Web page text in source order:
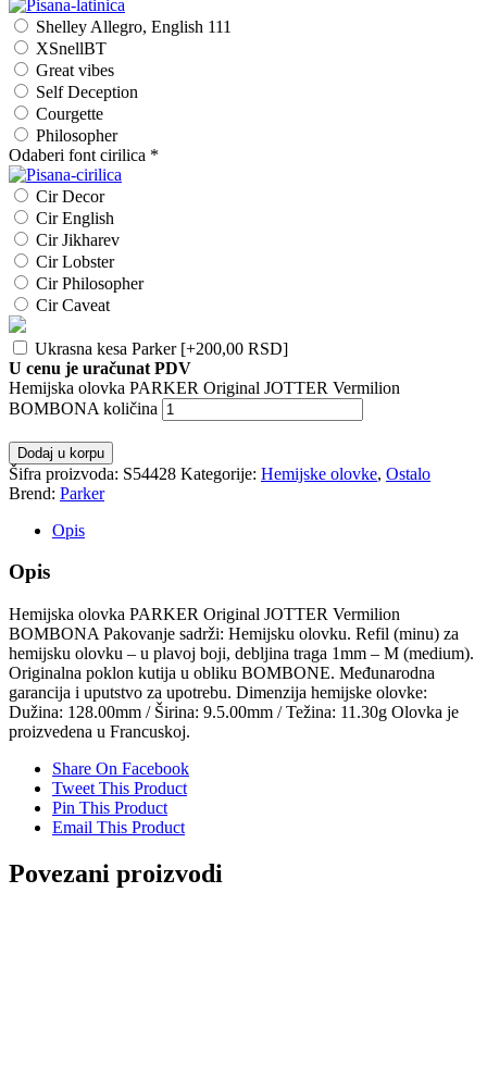
Shelley Allegro, English 111
XSnellBT
Great vibes
Self Deception
Courgette
Philosopher
Odaberi font cirilica *
Cir Decor
Cir English
Cir Jikharev
Cir Lobster
Cir Philosopher
Cir Caveat
Ukrasna kesa Parker [+200,00 RSD]
U cenu je uračunat PDV
Hemijska olovka PARKER Original JOTTER Vermilion
BOMBONA količina
Dodaj u korpu
Šifra proizvoda: S54428 Kategorije: Hemijske olovke, Ostalo
Brend: Parker
Opis
Opis
Hemijska olovka PARKER Original JOTTER Vermilion
BOMBONA Pakovanje sadrži: Hemijsku olovku. Refil (minu) za
hemijsku olovku – u plavoj boji, debljina traga 1mm – M (medium).
Originalna poklon kutija u obliku BOMBONE. Međunarodna
garancija i uputstvo za upotrebu. Dimenzija hemijske olovke:
Dužina: 128.00mm / Širina: 9.5.00mm / Težina: 11.30g Olovka je
proizvedena u Francuskoj.
Share On Facebook
Tweet This Product
Pin This Product
Email This Product
Povezani proizvodi